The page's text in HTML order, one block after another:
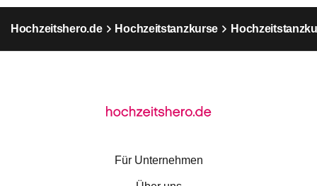
Hochzeitshero.de Hochzeitstanzkurse
Für Unternehmen